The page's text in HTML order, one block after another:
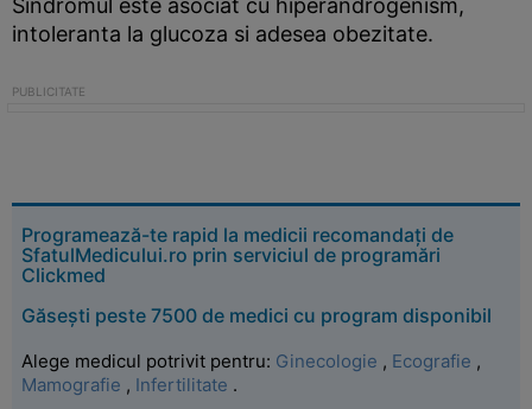
Sindromul este asociat cu hiperandrogenism,
intoleranta la glucoza si adesea obezitate.
Programează-te rapid la medicii recomandați de
SfatulMedicului.ro prin serviciul de programări
Clickmed
Găsești peste 7500 de medici cu program disponibil
Alege medicul potrivit pentru: Ginecologie , Ecografie ,
Mamografie , Infertilitate .